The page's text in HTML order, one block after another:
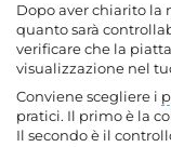
Dopo aver chiarito la
quanto sarà
verificare che la
visualizzazione nel
Conviene scegliere i
pratici. Il primo è la
Il secondo è il